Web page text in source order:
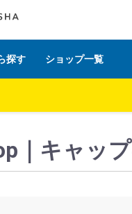
探す ショップ一覧
SHOP
｜キャッ